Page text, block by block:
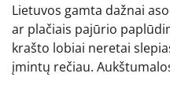
Lietuvos gamta dažnai
ar plačiais pajūrio
krašto lobiai neretai
įmintų rečiau.